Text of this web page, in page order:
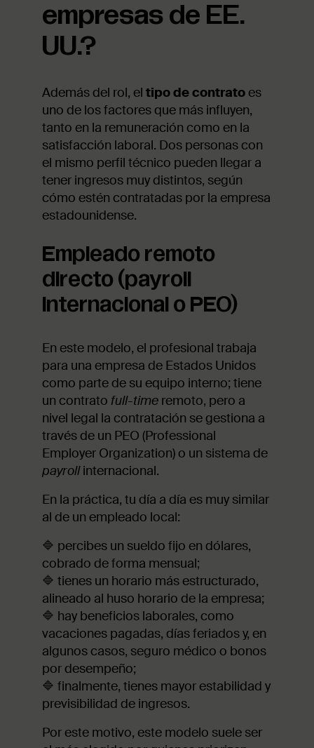
empresas de EE.
UU.?
Además del rol, el tipo de contratoes
uno de los factores que más influyen,
tanto en la remuneración como en la
satisfacción laboral. Dos personas con
el mismo perfil técnico pueden llegar a
tener ingresos muy distintos, según
cómo estén contratadas por la empresa
estadounidense.
Empleado remoto
directo (payroll
internacional o PEO)
En este modelo, el profesional trabaja
para una empresa de Estados Unidos
como parte de su equipo interno; tiene
un contrato full-time remoto, pero a
nivel legal la contratación se gestiona a
través de un PEO (Professional
Employer Organization) o un sistema de
payrollinternacional.
En la práctica, tu día a día es muy similar
al de un empleado local:
🔷 percibes un sueldo fijo en dólares,
cobrado de forma mensual;
🔷 tienes un horario más estructurado,
alineado al huso horario de la empresa;
🔷 hay beneficios laborales, como
vacaciones pagadas, días feriados y, en
algunos casos, seguro médico o bonos
por desempeño;
🔷 finalmente, tienes mayor estabilidad y
previsibilidad de ingresos.
Por este motivo, este modelo suele ser